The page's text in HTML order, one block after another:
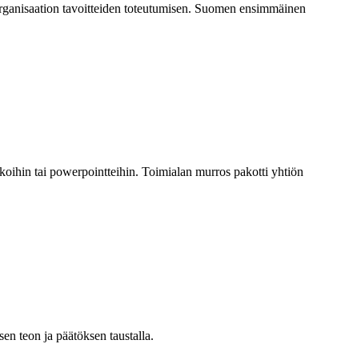
tavoitteiden toteutumisen. Suomen ensimmäinen
tai powerpointteihin. Toimialan murros pakotti yhtiön
teon ja päätöksen taustalla.